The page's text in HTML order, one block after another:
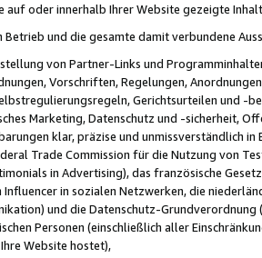
auf oder innerhalb Ihrer Website gezeigte
Betrieb und die gesamte damit verbundene
von Partner-Links und
Vorschriften, Regelungen,
Gerichtsurteilen und -
Marketing, Datenschutz und -sicherheit,
klar, präzise und unmissverständlich
Trade Commission für die Nutzung von
in Advertising), das französische
Influencer in sozialen Netzwerken, die
und die Datenschutz-
Personen (einschließlich aller
Website hostet),